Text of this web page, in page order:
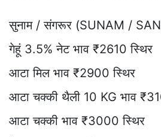
सुनाम / संगरूर (SUNAM /
गेहूं 3.5% नेट भाव ₹2610 स्थिर
आटा मिल भाव ₹2900 स्थिर
आटा चक्की थैली 10 KG भाव
आटा चक्की भाव ₹3000 स्थिर